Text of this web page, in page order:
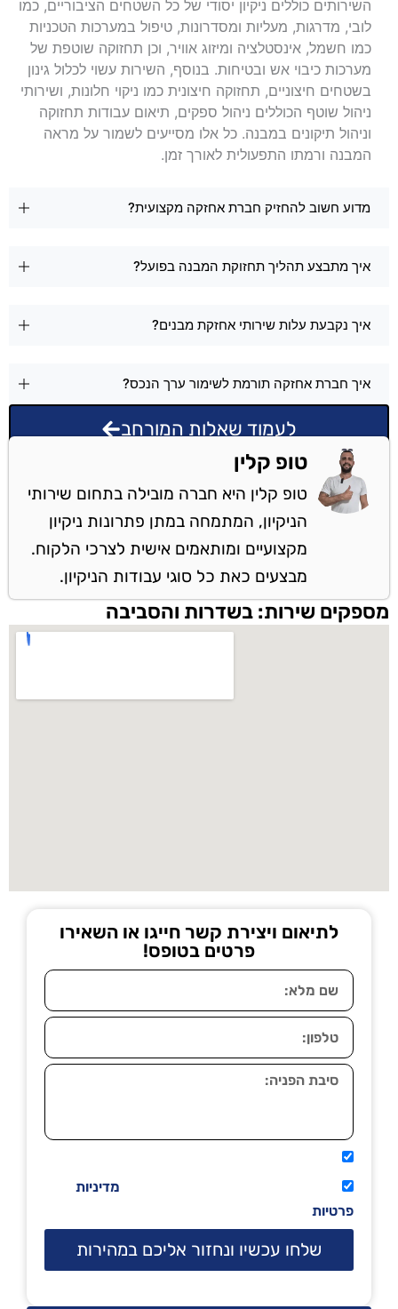
השירותים כוללים ניקיון יסודי של כל השטחים הציבוריים, כמו
לובי, מדרגות, מעליות ומסדרונות, טיפול במערכות הטכניות
כמו חשמל, אינסטלציה ומיזוג אוויר, וכן תחזוקה שוטפת של
מערכות כיבוי אש ובטיחות. בנוסף, השירות עשוי לכלול גינון
בשטחים חיצוניים, תחזוקה חיצונית כמו ניקוי חלונות, ושירותי
ניהול שוטף הכוללים ניהול ספקים, תיאום עבודות תחזוקה
וניהול תיקונים במבנה. כל אלו מסייעים לשמור על מראה
המבנה ורמתו התפעולית לאורך זמן.
מדוע חשוב להחזיק חברת אחזקה מקצועית?
איך מתבצע תהליך תחזוקת המבנה בפועל?
איך נקבעת עלות שירותי אחזקת מבנים?
איך חברת אחזקה תורמת לשימור ערך הנכס?
לעמוד שאלות המורחב
טופ קלין
טופ קלין היא חברה מובילה בתחום שירותי
הניקיון, המתמחה במתן פתרונות ניקיון
מקצועיים ומותאמים אישית לצרכי הלקוח.
מבצעים כאת כל סוגי עבודות הניקיון.
מספקים שירות: בשדרות והסביבה
לתיאום ויצירת קשר חייגו או השאירו
פרטים בטופס!
מדיניות
פרטיות
שלחו עכשיו ונחזור אליכם במהירות